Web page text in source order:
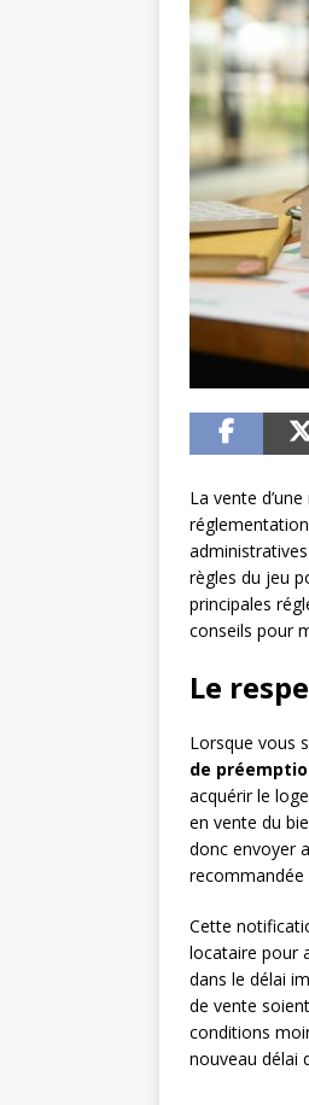
La vente
règles du jeu
principales
conseils pour
Le
Lorsque vous
de
acquérir le
en vente du
donc envoyer
recommandée
Cette
locataire pour
dans le délai
de vente
conditions
nouveau délai